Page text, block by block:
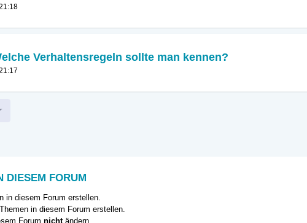
Verhaltensregeln sollte man kennen?
DIESEM FORUM
in diesem Forum erstellen.
in diesem Forum erstellen.
Forum nichtändern.